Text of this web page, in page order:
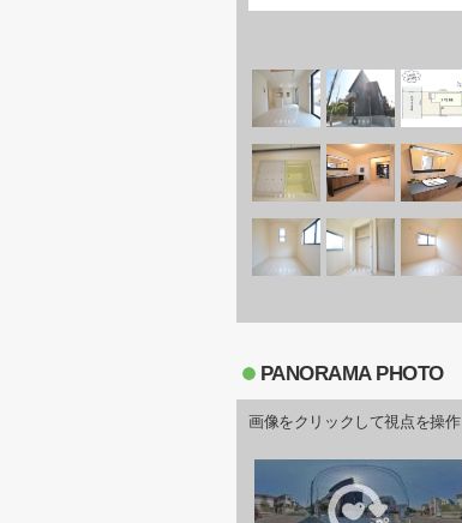
PANORAMA PHOTO
画像をクリックして視点を操作